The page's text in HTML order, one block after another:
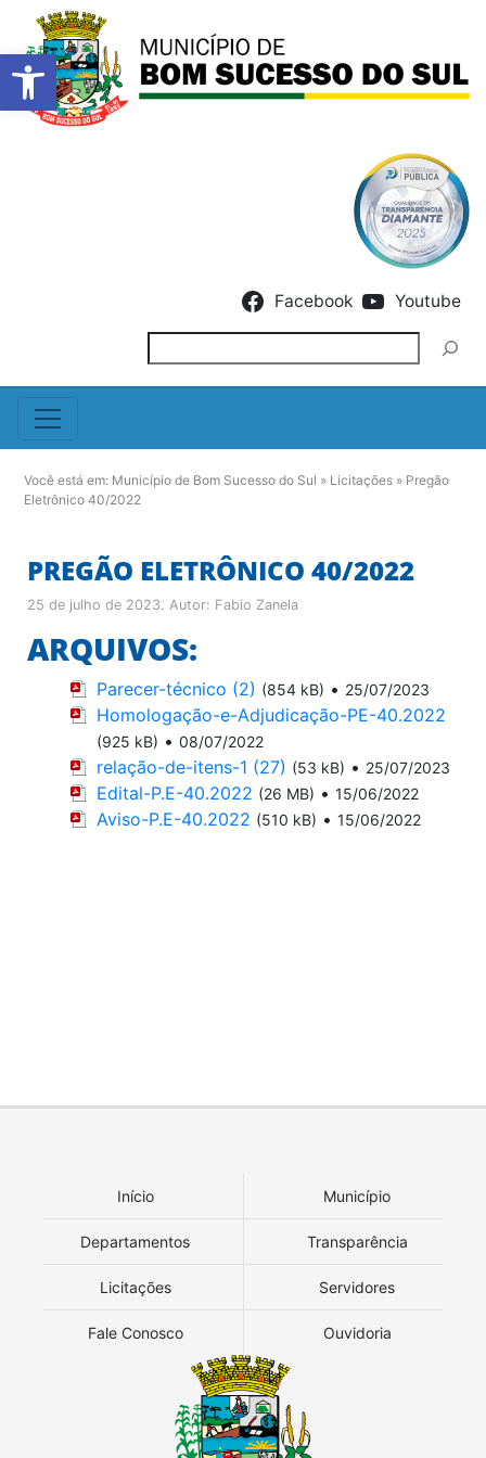
Barra de Ferramentas
Facebook Youtube
Você está em: Município de Bom Sucesso do Sul » Licitações » Pregão
Eletrônico 40/2022
PREGÃO ELETRÔNICO 40/2022
25 de julho de 2023. Autor: Fabio Zanela
ARQUIVOS:
Parecer-técnico (2) (854 kB) • 25/07/2023
Homologação-e-Adjudicação-PE-40.2022
(925 kB) • 08/07/2022
relação-de-itens-1 (27) (53 kB) • 25/07/2023
Edital-P.E-40.2022 (26 MB) • 15/06/2022
Aviso-P.E-40.2022 (510 kB) • 15/06/2022
Início Município
Departamentos Transparência
Licitações Servidores
Fale Conosco Ouvidoria